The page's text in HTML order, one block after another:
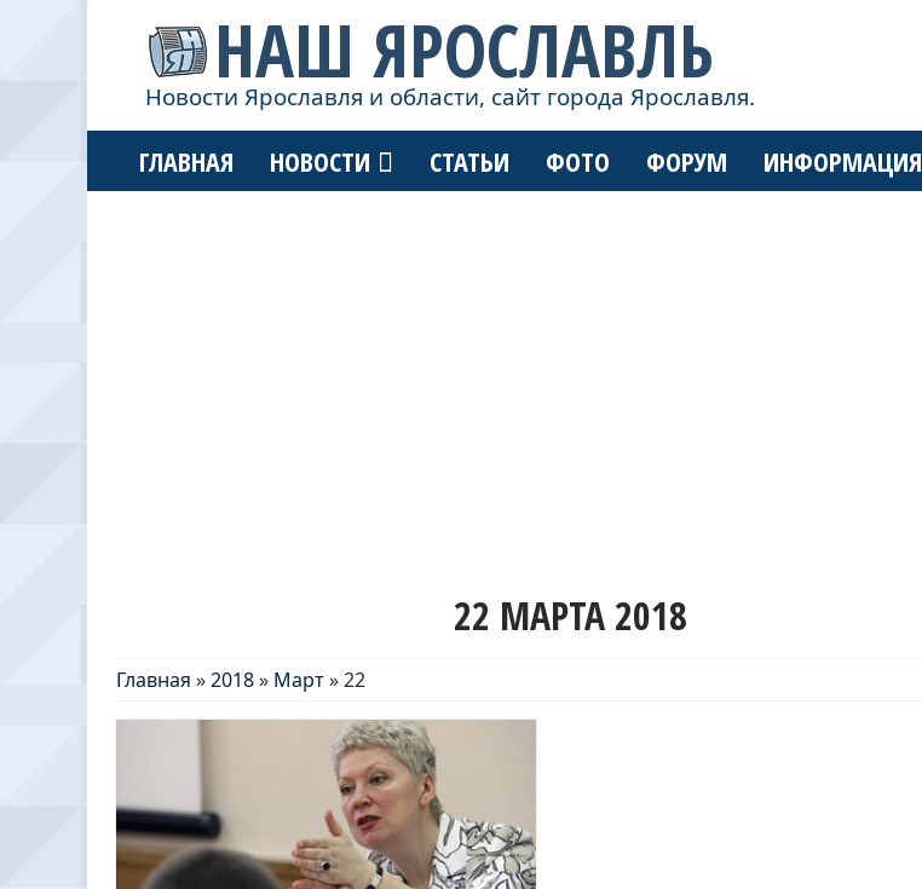
НАШ ЯРОСЛАВЛЬ
Новости Ярославля и области, сайт города Ярославля.
ГЛАВНАЯ НОВОСТИ СТАТЬИ ФОТО ФОРУМ ИНФОРМАЦИЯ
22 МАРТА 2018
Главная »2018» Март»22